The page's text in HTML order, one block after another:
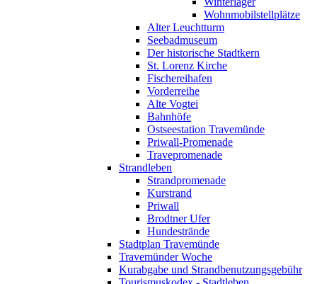
Wohnmobilstellplätze
Alter Leuchtturm
Seebadmuseum
Der historische Stadtkern
St. Lorenz Kirche
Fischereihafen
Vorderreihe
Alte Vogtei
Bahnhöfe
Ostseestation Travemünde
Priwall-Promenade
Travepromenade
Strandleben
Strandpromenade
Kurstrand
Priwall
Brodtner Ufer
Hundestrände
Stadtplan Travemünde
Travemünder Woche
Kurabgabe und Strandbenutzungsgebühr